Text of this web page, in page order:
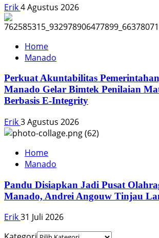
Erik4 Agustus 2026
Home
Manado
Perkuat Akuntabilitas
Manado Gelar Bimtek Penilaian
Berbasis E-Integrity
Erik3 Agustus 2026
Home
Manado
Pandu Disiapkan Jadi Pusat
Manado, Andrei Angouw Tinjau
Erik31 Juli 2026